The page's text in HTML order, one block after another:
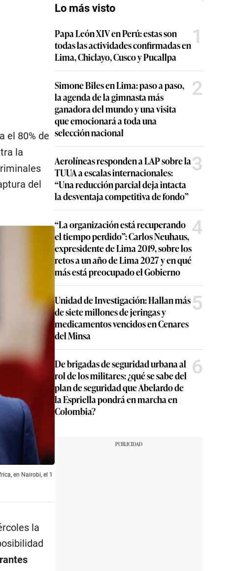
el 80% de
la
del
en Nairobi, el 1
la
Lo más visto
Papa León XIV en Perú: estas son
todas las actividades confirmadas en
Lima, Chiclayo, Cusco y Pucallpa
1
Simone Biles en Lima: paso a paso,
la agenda de la gimnasta más
ganadora del mundo y una visita
que emocionará a toda una
selección nacional
2
Aerolíneas responden a LAP sobre la
TUUA a escalas internacionales:
“Una reducción parcial deja intacta
la desventaja competitiva de fondo”
3
“La organización está recuperando
el tiempo perdido”: Carlos Neuhaus,
expresidente de Lima 2019, sobre los
retos a un año de Lima 2027 y en qué
más está preocupado el Gobierno
4
Unidad de Investigación: Hallan más
de siete millones de jeringas y
medicamentos vencidos en Cenares
del Minsa
5
De brigadas de seguridad urbana al
rol de los militares: ¿qué se sabe del
plan de seguridad que Abelardo de
la Espriella pondrá en marcha en
Colombia?
6